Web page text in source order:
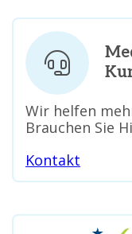
Wir helfen
Brauchen Sie
Kontakt